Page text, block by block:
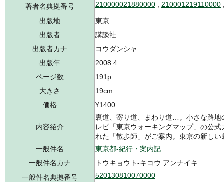
著者名典拠番号
210000021880000 210001219110000
出版地
東京
出版者
講談社
出版者カナ
コウダンシャ
出版年
2008.4
ページ数
191p
大きさ
19cm
価格
¥1400
内容紹介
裏道、寄り道、まわり道…。小さな路
レビ「東京ウォーキングマップ」の公
れた「散歩師」がご案内。東京の新し
一般件名
東京都-紀行・案内記
一般件名カナ
トウキョウト-キコウ アンナイキ
一般件名典拠番号
520130810070000